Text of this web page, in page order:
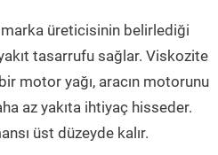
marka üreticisinin belirlediği
tasarrufu sağlar. Viskozite
motor yağı, aracın motorunu
az yakıta ihtiyaç hisseder.
üst düzeyde kalır.